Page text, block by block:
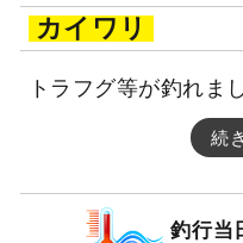
カイワリ
トラフグ等が釣れま
続
釣行当